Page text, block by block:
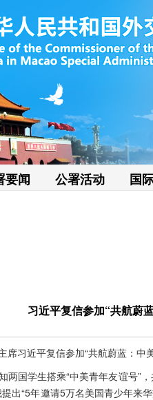
要闻 公署活动 国
习近平复信参加“共航蔚
席习近平复信参加“共航蔚蓝：中
两国学生搭乘“中美青年友谊号”
出“5年邀请5万名美国青少年来